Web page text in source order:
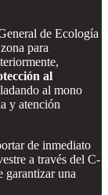
de Ecología
para
al
al mono
y atención
de inmediato
a través del C-
garantizar una